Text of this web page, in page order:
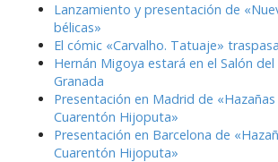
Lanzamiento y presentación de
bélicas»
El cómic «Carvalho. Tatuaje»
Hernán Migoya estará en el Salón del
Granada
Presentación en Madrid de
Cuarentón Hijoputa»
Presentación en Barcelona de
Cuarentón Hijoputa»